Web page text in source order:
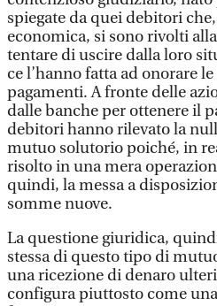
spiegate da quei debitori
economica, si sono rivolti
tentare di uscire dalla loro
ce l’hanno fatta ad onorare
pagamenti. A fronte delle
dalle banche per ottenere il
debitori hanno rilevato la
mutuo solutorio poiché, in
risolto in una mera
quindi, la messa a
somme nuove.
La questione giuridica,
stessa di questo tipo di
una ricezione di denaro
configura piuttosto come